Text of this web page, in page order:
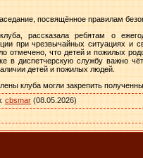
посвящённое правилам
рассказала ребятам о
при чрезвычайных ситуациях и
отмечено, что детей и пожилых
в диспетчерскую службу важно
детей и пожилых людей.
клуба могли закрепить
: cbsmar (08.05.2026)